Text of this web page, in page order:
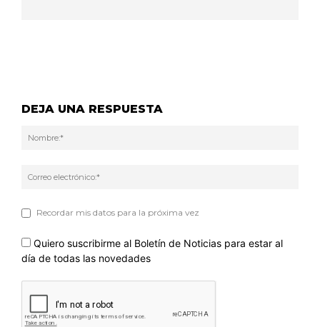
DEJA UNA RESPUESTA
Recordar mis datos para la próxima vez
Quiero suscribirme al Boletín de Noticias para estar al
día de todas las novedades